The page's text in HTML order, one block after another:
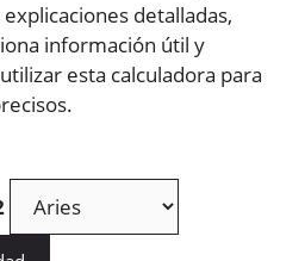
detalladas,
información útil y
esta calculadora para